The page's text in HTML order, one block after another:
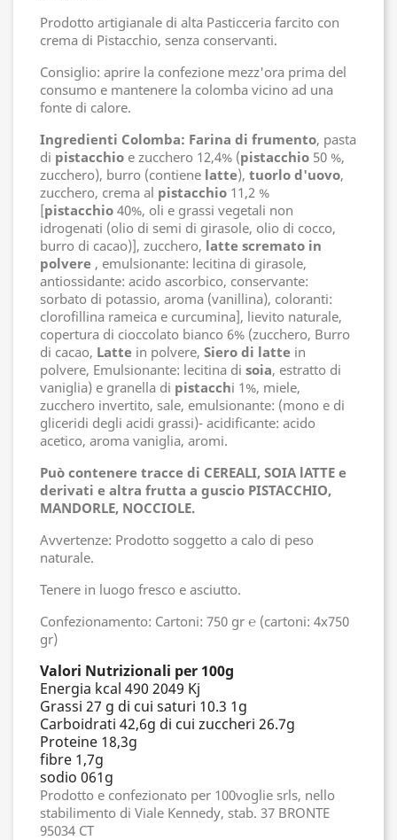
Prodotto artigianale di alta Pasticceria farcito con
crema di Pistacchio, senza conservanti.
Consiglio: aprire la confezione mezz'ora prima del
consumo e mantenere la colomba vicino ad una
fonte di calore.
Ingredienti Colomba: Farina di frumento, pasta
di pistacchio e zucchero 12,4% (pistacchio 50 %,
zucchero), burro (contiene latte), tuorlo d'uovo,
zucchero, crema al pistacchio 11,2 %
[pistacchio 40%, oli e grassi vegetali non
idrogenati (olio di semi di girasole, olio di cocco,
burro di cacao)], zucchero, latte scremato in
polvere , emulsionante: lecitina di girasole,
antiossidante: acido ascorbico, conservante:
sorbato di potassio, aroma (vanillina), coloranti:
clorofillina rameica e curcumina], lievito naturale,
copertura di cioccolato bianco 6% (zucchero, Burro
di cacao, Latte in polvere, Siero di latte in
polvere, Emulsionante: lecitina di soia, estratto di
vaniglia) e granella di pistacchi 1%, miele,
zucchero invertito, sale, emulsionante: (mono e di
gliceridi degli acidi grassi)- acidificante: acido
acetico, aroma vaniglia, aromi.
Può contenere tracce di CEREALI, SOIA lATTE e
derivati e altra frutta a guscio PISTACCHIO,
MANDORLE, NOCCIOLE.
Avvertenze: Prodotto soggetto a calo di peso
naturale.
Tenere in luogo fresco e asciutto.
Confezionamento: Cartoni: 750 gr ℮ (cartoni: 4x750
gr)
Valori Nutrizionali per 100g
Energia kcal 490 2049 Kj
Grassi 27 g di cui saturi 10.3 1g
Carboidrati 42,6g di cui zuccheri 26.7g
Proteine 18,3g
fibre 1,7g
sodio 061g
Prodotto e confezionato per 100voglie srls, nello
stabilimento di Viale Kennedy, stab. 37 BRONTE
95034 CT